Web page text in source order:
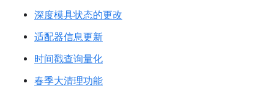
深度模具状态的更改
适配器信息更新
时间戳查询量化
春季大清理功能